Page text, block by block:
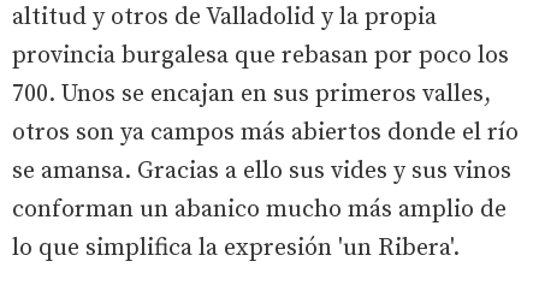
altitud y otros de Valladolid y la propia
provincia burgalesa que rebasan por poco los
700. Unos se encajan en sus primeros valles,
otros son ya campos más abiertos donde el río
se amansa. Gracias a ello sus vides y sus vinos
conforman un abanico mucho más amplio de
lo que simplifica la expresión 'un Ribera'.